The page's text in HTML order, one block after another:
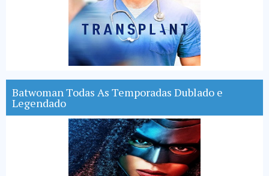
Batwoman Todas As Temporadas Dublado e
Legendado